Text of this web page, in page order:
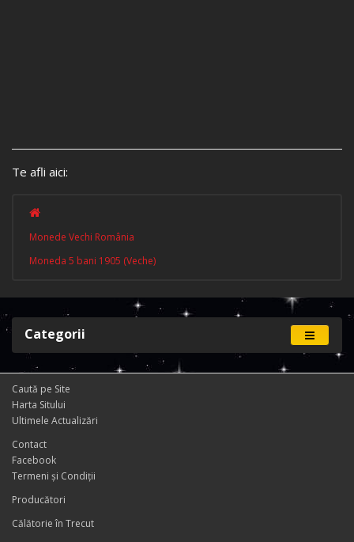
Te afli aici:
Monede Vechi România
Moneda 5 bani 1905 (Veche)
Categorii
Caută pe Site
Harta Sitului
Ultimele Actualizări
Contact
Facebook
Termeni și Condiţii
Producători
Călătorie în Trecut